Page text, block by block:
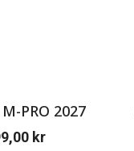
PRO 2027
kr